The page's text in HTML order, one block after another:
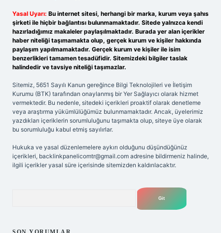
Yasal Uyarı: Bu internet sitesi, herhangi bir marka, kurum veya şahıs
şirketi ile hiçbir bağlantısı bulunmamaktadır. Sitede yalnızca kendi
hazırladığımız makaleler paylaşılmaktadır. Burada yer alan içerikler
haber niteliği taşımamakta olup, gerçek kurum ve kişiler hakkında
paylaşım yapılmamaktadır. Gerçek kurum ve kişiler ile isim
benzerlikleri tamamen tesadüfidir. Sitemizdeki bilgiler taslak
halindedir ve tavsiye niteliği taşımazlar.
Sitemiz, 5651 Sayılı Kanun gereğince Bilgi Teknolojileri ve İletişim
Kurumu (BTK) tarafından onaylanmış bir Yer Sağlayıcı olarak hizmet
vermektedir. Bu nedenle, sitedeki içerikleri proaktif olarak denetleme
veya araştırma yükümlülüğümüz bulunmamaktadır. Ancak, üyelerimiz
yazdıkları içeriklerin sorumluluğunu taşımakta olup, siteye üye olarak
bu sorumluluğu kabul etmiş sayılırlar.
Hukuka ve yasal düzenlemelere aykırı olduğunu düşündüğünüz
içerikleri, backlinkpanelicomtr@gmail.com adresine bildirmeniz halinde,
ilgili içerikler yasal süre içerisinde sitemizden kaldırılacaktır.